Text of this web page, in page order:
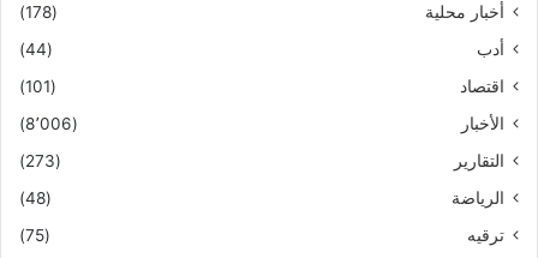
أخبار محلية
(178)
أدب
(44)
اقتصاد
(101)
الأخبار
(8٬006)
التقارير
(273)
الرياضة
(48)
ترقيه
(75)